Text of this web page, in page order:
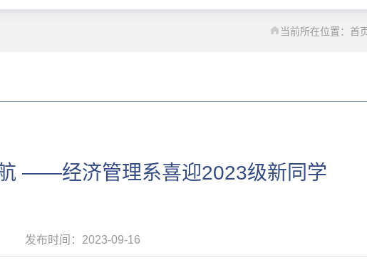
当前所在位置： 首
航 ——经济管理系喜迎2023级新同学
发布时间：2023-09-16